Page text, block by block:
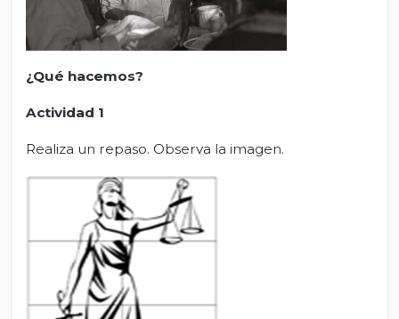
¿Qué hacemos?
Actividad 1
Realiza un repaso. Observa la imagen.